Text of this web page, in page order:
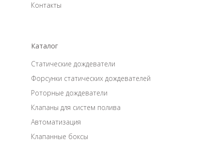
Контакты
Статические дождеватели
Форсунки статических дождевателей
Роторные дождеватели
Клапаны для систем полива
Автоматизация
Клапанные боксы
Каталог